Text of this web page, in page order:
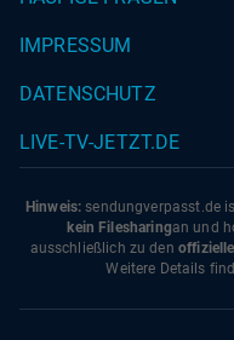
IMPRESSUM
DATENSCHUTZ
LIVE-TV-JETZT.DE
Hinweis: sendungverpasst.de
kein Filesharingan und
ausschließlich zu den
Weitere Details